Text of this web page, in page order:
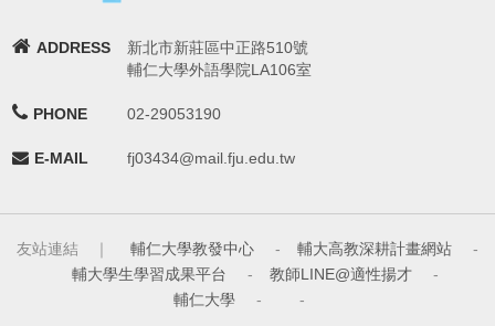
ADDRESS
新北市新莊區中正路510號
輔仁大學外語學院LA106室
PHONE 02-29053190
E-MAIL fj03434@mail.fju.edu.tw
友站連結 ｜ 輔仁大學教發中心 - 輔大高教深耕計畫網站
-
輔大學生學習成果平台
- 教師LINE@適性揚才
-
輔仁大學
- -